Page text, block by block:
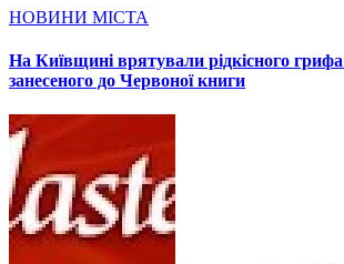
НОВИНИ МІСТА
На Київщині врятували рідкісного
занесеного до Червоної книги